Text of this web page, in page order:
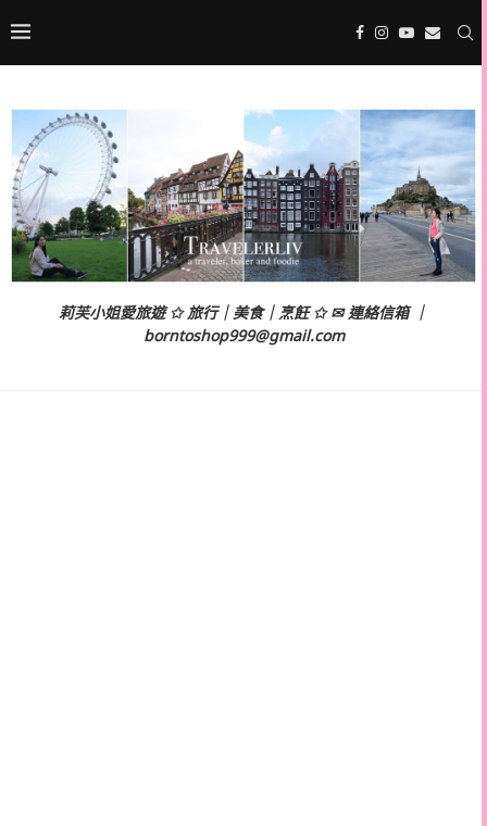
莉芙小姐愛旅遊 ✩ 旅行｜美食｜烹飪 ✩ ✉ 連絡信箱 ｜
borntoshop999@gmail.com